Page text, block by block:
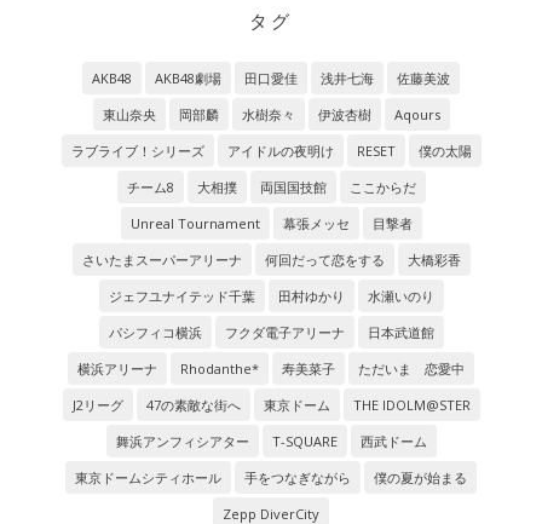
タグ
AKB48 AKB48劇場 田口愛佳 浅井七海
佐藤美波
東山奈央
岡部麟 水樹奈々 伊波杏樹
Aqours
ラブライブ！シリーズ
アイドルの夜明け RESET
僕の太陽
チーム8
大相撲 両国国技館
ここからだ
Unreal Tournament
幕張メッセ
目撃者
さいたまスーパーアリーナ
何回だって恋をする
大橋彩香
ジェフユナイテッド千葉
田村ゆかり
水瀬いのり
パシフィコ横浜
フクダ電子アリーナ
日本武道館
横浜アリーナ
Rhodanthe* 寿美菜子
ただいま 恋愛中
J2リーグ
47の素敵な街へ 東京ドーム
THE IDOLM@STER
舞浜アンフィシアター
T-SQUARE
西武ドーム
東京ドームシティホール
手をつなぎながら
僕の夏が始まる
Zepp DiverCity